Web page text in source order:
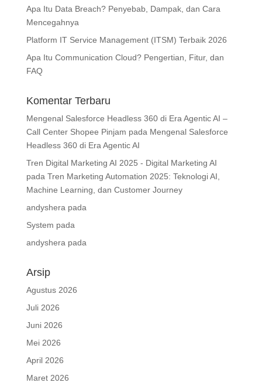
Apa Itu Data Breach? Penyebab, Dampak, dan Cara
Mencegahnya
Platform IT Service Management (ITSM) Terbaik 2026
Apa Itu Communication Cloud? Pengertian, Fitur, dan
FAQ
Komentar Terbaru
Mengenal Salesforce Headless 360 di Era Agentic AI –
Call Center Shopee Pinjam pada Mengenal Salesforce
Headless 360 di Era Agentic AI
Tren Digital Marketing AI 2025 - Digital Marketing AI
pada Tren Marketing Automation 2025: Teknologi AI,
Machine Learning, dan Customer Journey
andyshera pada
System pada
andyshera pada
Arsip
Agustus 2026
Juli 2026
Juni 2026
Mei 2026
April 2026
Maret 2026